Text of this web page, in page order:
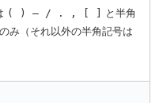
( ) ― / . , [ ]
と半角
み（それ以外の半角記号は